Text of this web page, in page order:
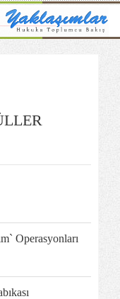
Operasyonları